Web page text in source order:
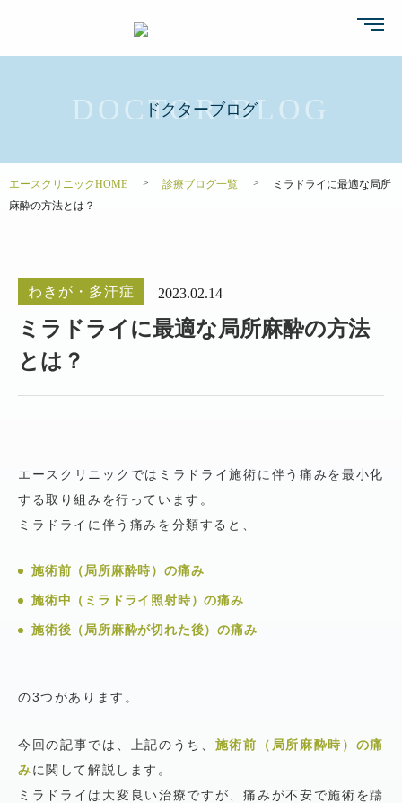
ドクターブログ
エースクリニックHOME 診療ブログ一覧
ミラドライに最適な局所
麻酔の方法とは？
わきが・多汗症 2023.02.14
ミラドライに最適な局所麻酔の方法
とは？
エースクリニックではミラドライ施術に伴う痛みを最小化
する取り組みを行っています。
ミラドライに伴う痛みを分類すると、
施術前（局所麻酔時）の痛み
施術中（ミラドライ照射時）の痛み
施術後（局所麻酔が切れた後）の痛み
の3つがあります。
今回の記事では、上記のうち、 施術前（局所麻酔時）の痛
みに関して解説します。
ミラドライは大変良い治療ですが、痛みが不安で施術を躊